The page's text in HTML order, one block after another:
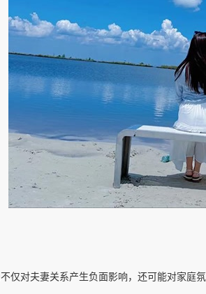
仅对夫妻关系产生负面影响，还可能对家庭